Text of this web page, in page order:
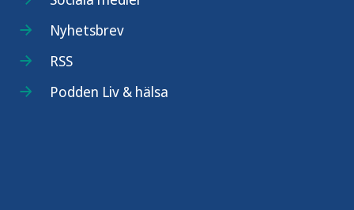
Nyhetsbrev
RSS
Podden Liv & hälsa